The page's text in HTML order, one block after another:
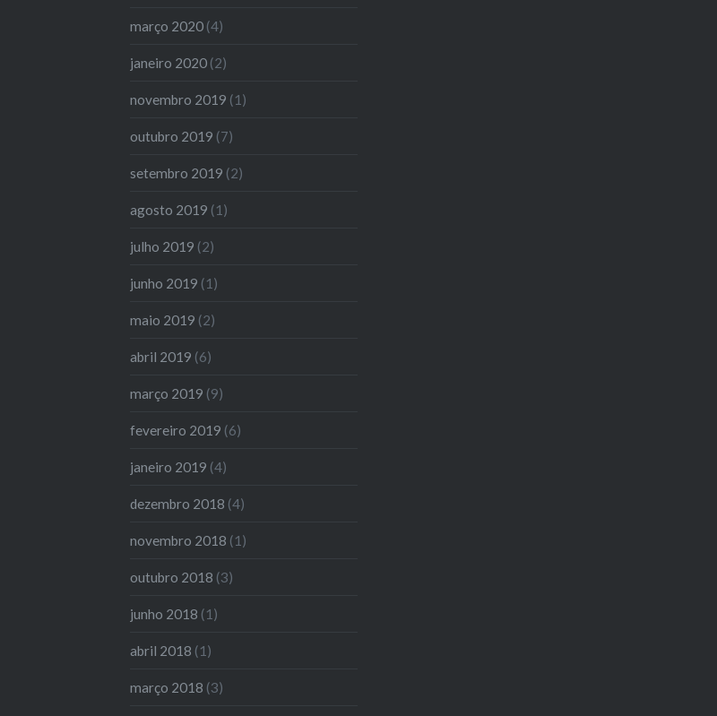
março 2020 (4)
janeiro 2020 (2)
novembro 2019 (1)
outubro 2019 (7)
setembro 2019 (2)
agosto 2019 (1)
julho 2019 (2)
junho 2019 (1)
maio 2019 (2)
abril 2019 (6)
março 2019 (9)
fevereiro 2019 (6)
janeiro 2019 (4)
dezembro 2018 (4)
novembro 2018 (1)
outubro 2018 (3)
junho 2018 (1)
abril 2018 (1)
março 2018 (3)